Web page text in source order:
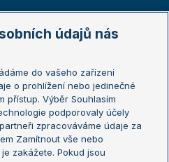
Australian Open
French Open
Wimbledon
US Open
Turnaj mistrů
údajů nás
do vašeho zařízení
o prohlížení nebo jedinečné
přístup. Výběr Souhlasím
podporovaly účely
zpracováváme údaje za
Zamítnout vše nebo
zakážete. Pokud jsou